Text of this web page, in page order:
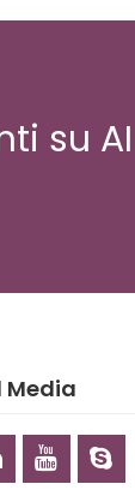
su AI
Media